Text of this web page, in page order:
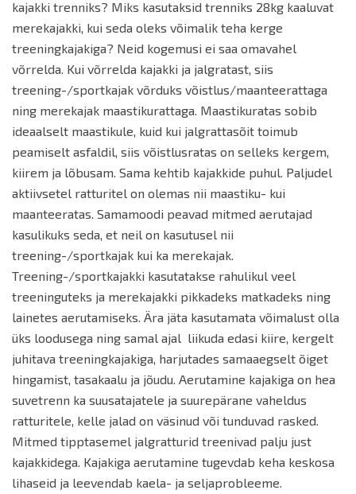
kajakki trenniks? Miks kasutaksid trenniks 28kg kaaluvat
merekajakki, kui seda oleks võimalik teha kerge
treeningkajakiga? Neid kogemusi ei saa omavahel
võrrelda. Kui võrrelda kajakki ja jalgratast, siis
treening-/sportkajak võrduks võistlus/maanteerattaga
ning merekajak maastikurattaga. Maastikuratas sobib
ideaalselt maastikule, kuid kui jalgrattasõit toimub
peamiselt asfaldil, siis võistlusratas on selleks kergem,
kiirem ja lõbusam. Sama kehtib kajakkide puhul. Paljudel
aktiivsetel ratturitel on olemas nii maastiku- kui
maanteeratas. Samamoodi peavad mitmed aerutajad
kasulikuks seda, et neil on kasutusel nii
treening-/sportkajak kui ka merekajak.
Treening-/sportkajakki kasutatakse rahulikul veel
treeninguteks ja merekajakki pikkadeks matkadeks ning
lainetes aerutamiseks. Ära jäta kasutamata võimalust olla
üks loodusega ning samal ajal liikuda edasi kiire, kergelt
juhitava treeningkajakiga, harjutades samaaegselt õiget
hingamist, tasakaalu ja jõudu. Aerutamine kajakiga on hea
suvetrenn ka suusatajatele ja suurepärane vaheldus
ratturitele, kelle jalad on väsinud või tunduvad rasked.
Mitmed tipptasemel jalgratturid treenivad palju just
kajakkidega. Kajakiga aerutamine tugevdab keha keskosa
lihaseid ja leevendab kaela- ja seljaprobleeme.